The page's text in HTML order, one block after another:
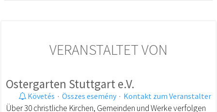
VERANSTALTET VON
Ostergarten Stuttgart e.V.
Követés · Összes esemény · Kontakt zum Veranstalter
Über 30 christliche Kirchen, Gemeinden und Werke verfolgen